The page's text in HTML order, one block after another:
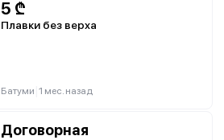
5 ₾
Плавки без верха
Батуми 1 мес. назад
Договорная